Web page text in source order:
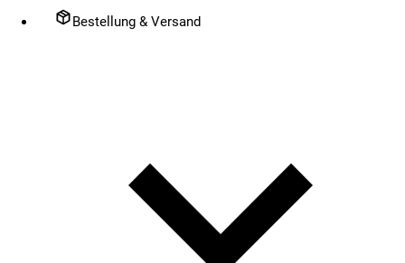
Bestellung & Versand